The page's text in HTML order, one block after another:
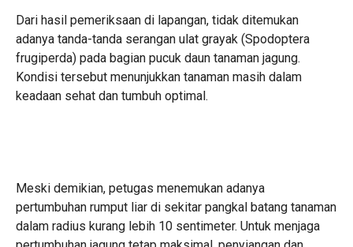
Dari hasil pemeriksaan di lapangan, tidak ditemukan
adanya tanda-tanda serangan ulat grayak (Spodoptera
frugiperda) pada bagian pucuk daun tanaman jagung.
Kondisi tersebut menunjukkan tanaman masih dalam
keadaan sehat dan tumbuh optimal.
Meski demikian, petugas menemukan adanya
pertumbuhan rumput liar di sekitar pangkal batang tanaman
dalam radius kurang lebih 10 sentimeter. Untuk menjaga